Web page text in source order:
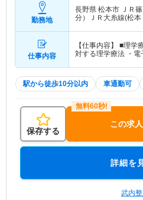
勤務地
長野県 松本市 ＪＲ
分）ＪＲ大糸線(松
仕事内容
【仕事内容】 ■理学
対する理学療法 ・
駅から徒歩10分以内 車通勤可
保存する
この求
詳細を
武内